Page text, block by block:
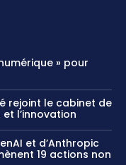
» pour
rejoint le cabinet de
l’innovation
et d’Anthropic
19 actions non